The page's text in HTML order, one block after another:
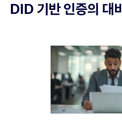
DID 기반 인증의 대비